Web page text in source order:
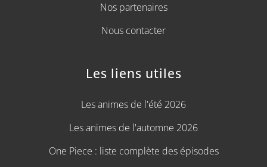
Nos partenaires
Nous contacter
Les liens utiles
Les animes de l'été 2026
Les animes de l'automne 2026
One Piece : liste complète des épisodes